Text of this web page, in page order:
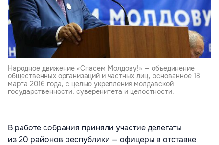
Народное движение «Спасем Молдову!» — объединение
общественных организаций и частных лиц, основанное 18
марта 2016 года, с целью укрепления молдавской
государственности, суверенитета и целостности.
В работе собрания приняли участие делегаты
из 20 районов республики — офицеры в отставке,